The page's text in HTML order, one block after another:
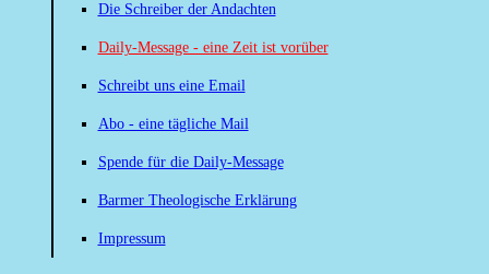
Die Schreiber der Andachten
Daily-Message - eine Zeit ist vorüber
Schreibt uns eine Email
Abo - eine tägliche Mail
Spende für die Daily-Message
Barmer Theologische Erklärung
Impressum